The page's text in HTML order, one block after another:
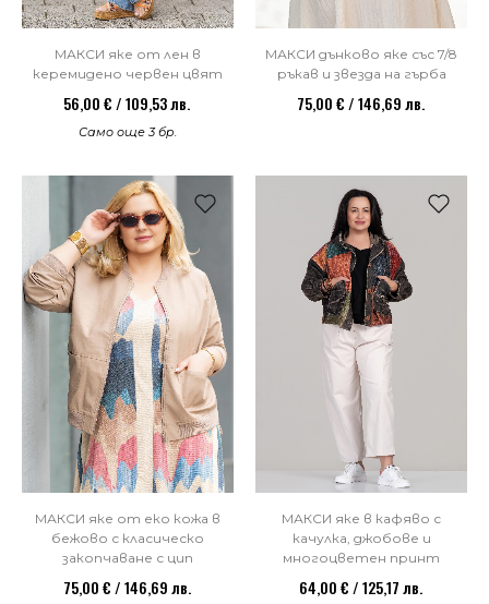
МАКСИ яке от лен в
керемидено червен цвят
56,00 € / 109,53 лв.
Само още 3 бр.
МАКСИ дънково яке със 7/8
ръкав и звезда на гърба
75,00 € / 146,69 лв.
МАКСИ яке от еко кожа в
бежово с класическо
закопчаване с цип
75,00 € / 146,69 лв.
МАКСИ яке в кафяво с
качулка, джобове и
многоцветен принт
64,00 € / 125,17 лв.